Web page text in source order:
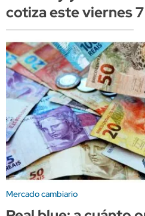
cotiza este viernes
Mercado cambiario